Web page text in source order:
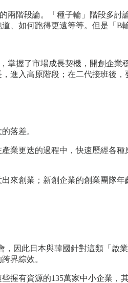
階段論。「種子輪」階段多討
如何跑得更遠等等。但是「B
握了市場成長契機，開創企
入高原階段；在二代接班後
落差。
更迭的過程中，快速歷經各
來創業；新創企業的創業團隊
因此日本與韓國針對這類「啟
界綜效。
握有資源的135萬家中小企業